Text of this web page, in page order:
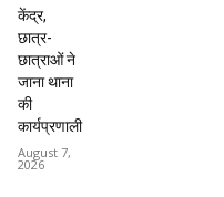
केंद्र,
छात्र-
छात्राओं ने
जाना थाना
की
कार्यप्रणाली
August 7,
2026